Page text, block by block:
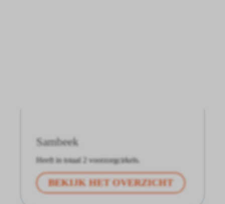
Sambeek
Heeft in totaal 2 voorzorgcirkels.
BEKIJK HET OVERZICHT